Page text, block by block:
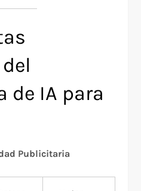
de IA para
Publicitaria